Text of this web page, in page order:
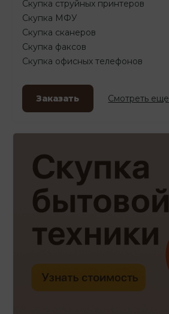
Скупка струйных принтеров
Скупка МФУ
Скупка сканеров
Скупка факсов
Скупка офисных телефонов
Заказать Смотреть еще